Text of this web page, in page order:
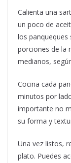
Calienta una
un poco de
los panqueques
porciones de la
medianos,
Cocina cada
minutos por
importante no
su forma y
Una vez listos,
plato. Puedes